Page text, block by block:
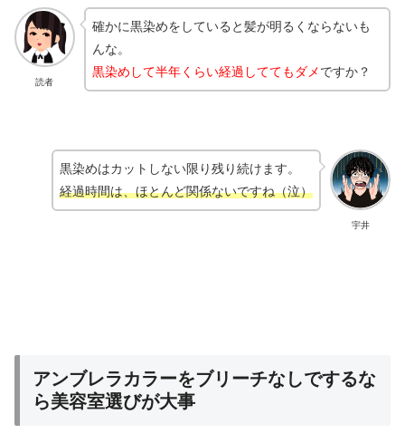
読者
確かに黒染めをしていると髪が明るくならないも
んな。
黒染めして半年くらい経過しててもダメですか？
宇井
黒染めはカットしない限り残り続けます。
経過時間は、ほとんど関係ないですね（泣）
アンブレラカラーをブリーチなしでするな
ら美容室選びが大事